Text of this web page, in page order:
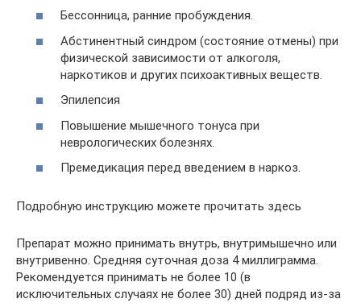
Бессонница, ранние пробуждения.
Абстинентный синдром (состояние отмены) при
физической зависимости от алкоголя,
наркотиков и других психоактивных веществ.
Эпилепсия
Повышение мышечного тонуса при
неврологических болезнях.
Премедикация перед введением в наркоз.
Подробную инструкцию можете прочитать здесь
Препарат можно принимать внутрь, внутримышечно или
внутривенно. Средняя суточная доза 4 миллиграмма.
Рекомендуется принимать не более 10 (в
исключительных случаях не более 30) дней подряд из-за